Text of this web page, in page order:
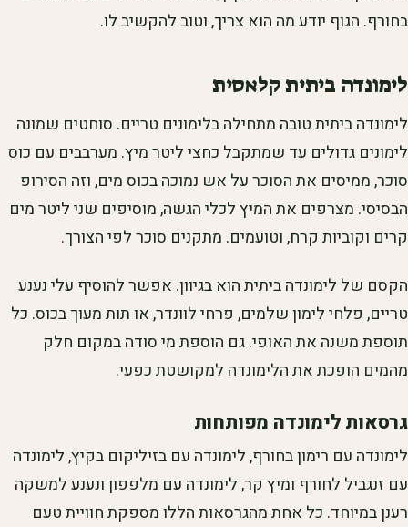
בחורף. הגוף יודע מה הוא צריך, וטוב להקשיב לו.
לימונדה ביתית קלאסית
לימונדה ביתית טובה מתחילה בלימונים טריים. סוחטים שמונה
לימונים גדולים עד שמתקבל כחצי ליטר מיץ. מערבבים עם כוס
סוכר, ממיסים את הסוכר על אש נמוכה בכוס מים, וזה הסירופ
הבסיסי. מצרפים את המיץ לכלי הגשה, מוסיפים שני ליטר מים
קרים וקוביות קרח, וטועמים. מתקנים סוכר לפי הצורך.
הקסם של לימונדה ביתית הוא בגיוון. אפשר להוסיף עלי נענע
טריים, פלחי לימון שלמים, פרחי לוונדר, או תות מעוך בכוס. כל
תוספת משנה את האופי. גם הוספת מי סודה במקום חלק
מהמים הופכת את הלימונדה למקושטת כפעי.
גרסאות לימונדה מפותחות
לימונדה עם רימון בחורף, לימונדה עם בזיליקום בקיץ, לימונדה
עם זנגביל לחורף ומיץ קר, לימונדה עם מלפפון ונענע למשקה
רענן במיוחד. כל אחת מהגרסאות הללו מספקת חוויית טעם